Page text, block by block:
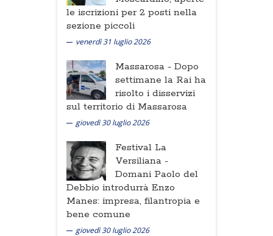
le iscrizioni per 2 posti nella
sezione piccoli
venerdì 31 luglio 2026
Massarosa - Dopo
settimane la Rai ha
risolto i disservizi
sul territorio di Massarosa
giovedì 30 luglio 2026
Festival La
Versiliana -
Domani Paolo del
Debbio introdurrà Enzo
Manes: impresa, filantropia e
bene comune
giovedì 30 luglio 2026